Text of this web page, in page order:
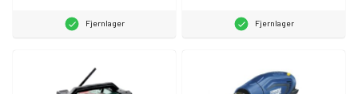
Fjernlager Fjernlager